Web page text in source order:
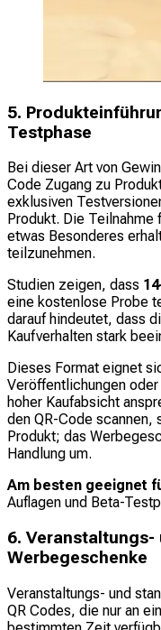
5.
Testphase
Bei dieser Art von
Code Zugang zu
exklusiven
Produkt. Die Teilnahme
etwas Besonderes
teilzunehmen.
Studien zeigen, dass
eine kostenlose Probe
darauf hindeutet, dass
Kaufverhalten stark
Dieses Format eignet
Veröffentlichungen
hoher Kaufabsicht
den QR-Code scannen,
Produkt; das
Handlung um.
Am besten geeignet
Auflagen und Beta-
6.
Werbegeschenke
Veranstaltungs- und
QR Codes, die nur an